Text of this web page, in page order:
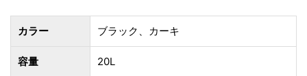
カラー ブラック、カーキ
容量 20L